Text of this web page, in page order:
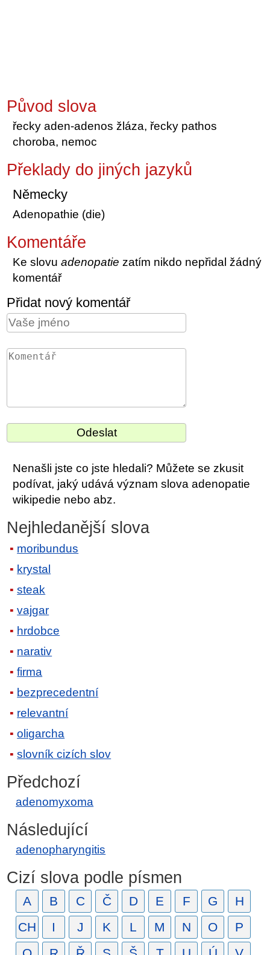
Původ slova
řecky aden-adenos žláza, řecky pathos
choroba, nemoc
Překlady do jiných jazyků
Německy
Adenopathie (die)
Komentáře
Ke slovuadenopatie zatím nikdo nepřidal žádný
komentář
Přidat nový komentář
Nenašli jste co jste hledali? Můžete se zkusit
podívat, jaký udává význam slova adenopatie
wikipedie nebo abz.
Nejhledanější slova
moribundus
krystal
steak
vajgar
hrdobce
narativ
firma
bezprecedentní
relevantní
oligarcha
slovník cizích slov
Předchozí
adenomyxoma
Následující
adenopharyngitis
Cizí slova podle písmen
A B C Č D E F G
H
CH
I J K L M N O
P